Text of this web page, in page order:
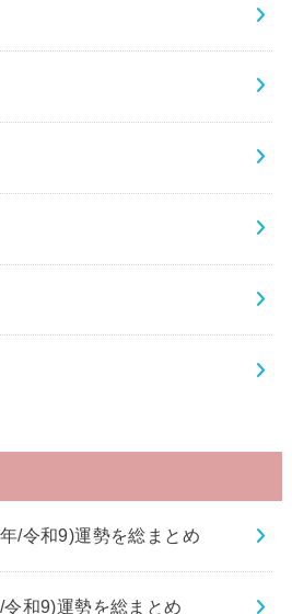
/令和9)運勢を総まとめ
和9)運勢を総まとめ